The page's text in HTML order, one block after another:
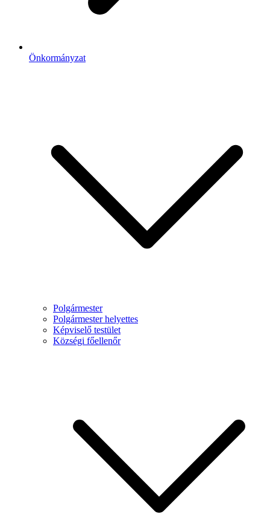
Önkormányzat
Polgármester
Polgármester helyettes
Képviselő testület
Községi főellenőr